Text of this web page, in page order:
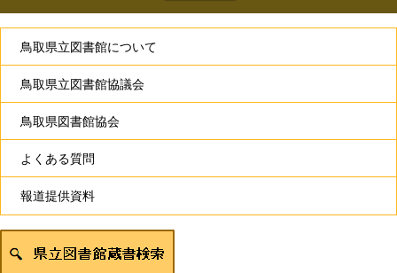
鳥取県立図書館について
鳥取県立図書館協議会
鳥取県図書館協会
よくある質問
報道提供資料